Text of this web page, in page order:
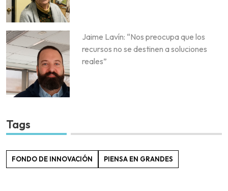
Jaime Lavín: “Nos preocupa que los
recursos no se destinen a soluciones
reales”
Tags
FONDO DE INNOVACIÓN PIENSA EN GRANDES